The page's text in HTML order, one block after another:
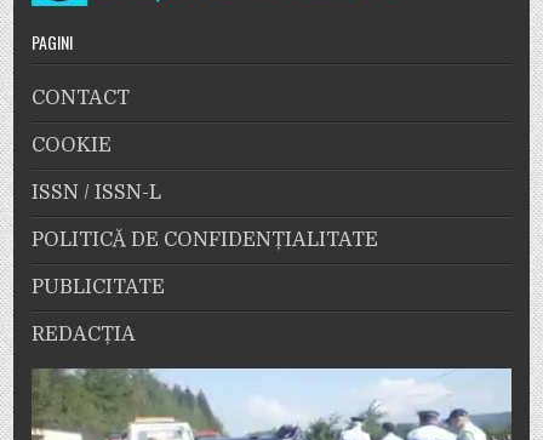
PAGINI
CONTACT
COOKIE
ISSN / ISSN-L
POLITICĂ DE CONFIDENȚIALITATE
PUBLICITATE
REDACȚIA